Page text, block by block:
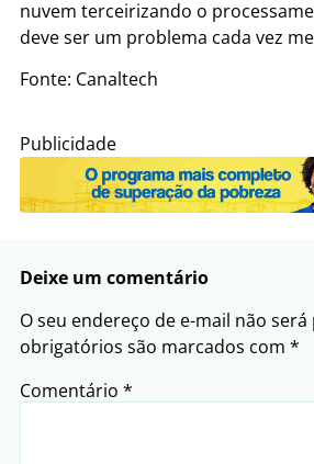
nuvem terceirizando o
deve ser um problema cada vez
Fonte: Canaltech
Publicidade
Deixe um comentário
O seu endereço de e-mail não
obrigatórios são marcados com *
Comentário *